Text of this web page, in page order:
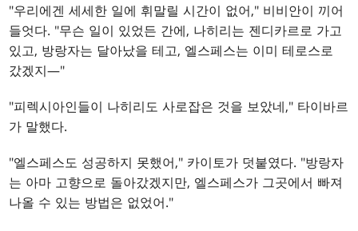
"우리에겐 세세한 일에 휘말릴 시간이 없어," 비비안이 끼어
들엇다. "무슨 일이 있었든 간에, 나히리는 젠디카르로 가고
있고, 방랑자는 달아났을 테고, 엘스페스는 이미 테로스로
갔겠지—"
"피렉시아인들이 나히리도 사로잡은 것을 보았네," 타이바르
가 말했다.
"엘스페스도 성공하지 못했어," 카이토가 덧붙였다. "방랑자
는 아마 고향으로 돌아갔겠지만, 엘스페스가 그곳에서 빠져
나올 수 있는 방법은 없었어."